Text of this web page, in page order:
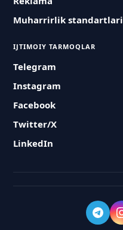
Muharrirlik standartlari
IJTIMOIY TARMOQLAR
Telegram
Instagram
Facebook
Twitter/X
LinkedIn